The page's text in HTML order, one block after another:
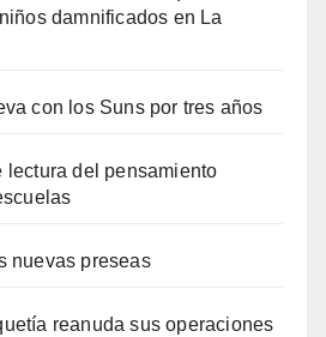
damnificados en La
con los Suns por tres años
lectura del pensamiento
nuevas preseas
reanuda sus operaciones